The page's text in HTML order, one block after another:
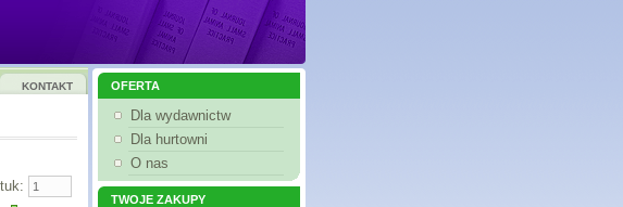
KONTAKT OFERTA
Dla wydawnictw
Dla hurtowni
O nas
TWOJE ZAKUPY